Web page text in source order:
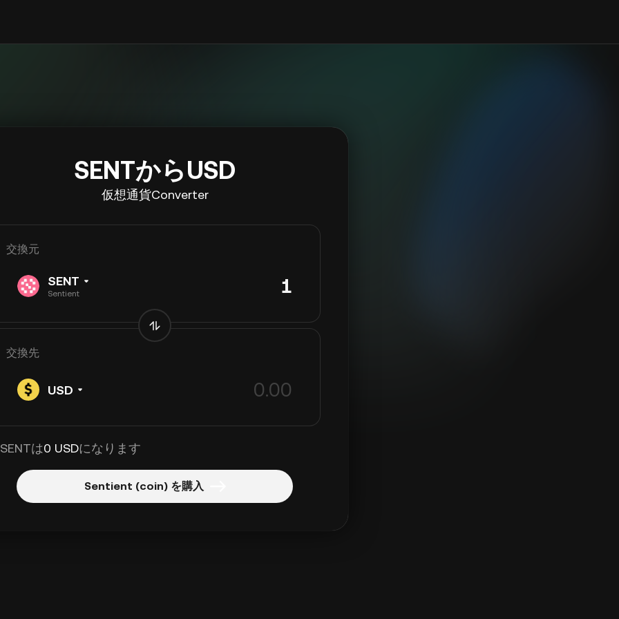
SENTからUSD
仮想通貨Converter
交換元
SENT
Sentient
交換先
USD
は0 USDになります
Sentient (coin) を購入